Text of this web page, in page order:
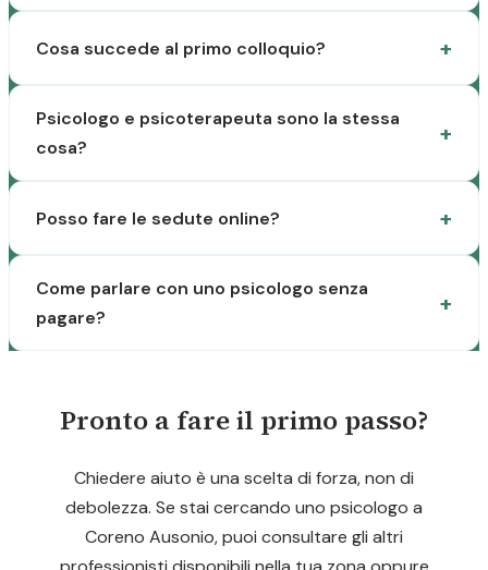
Cosa succede al primo colloquio?
Psicologo e psicoterapeuta sono la stessa
cosa?
Posso fare le sedute online?
Come parlare con uno psicologo senza
pagare?
Pronto a fare il primo passo?
Chiedere aiuto è una scelta di forza, non di
debolezza. Se stai cercando uno psicologo a
Coreno Ausonio, puoi consultare gli altri